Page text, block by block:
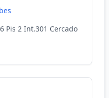
Pis 2 Int.301 Cercado